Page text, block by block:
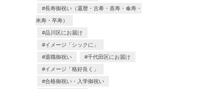
長寿御祝い（還暦・古希・喜寿・傘寿・
米寿・卒寿）
品川区にお届け
イメージ「シックに」
退職御祝い 千代田区にお届け
イメージ「格好良く」
合格御祝い・入学御祝い